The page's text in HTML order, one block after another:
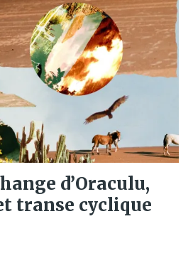
d’Oraculu,
transe cyclique